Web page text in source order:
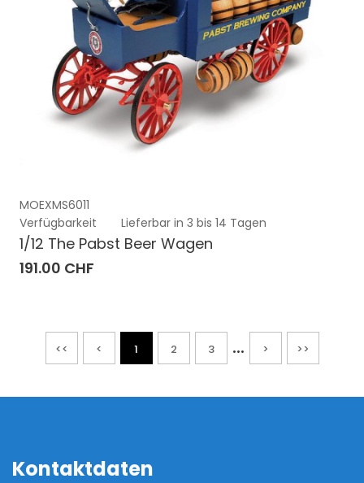
MOEXMS6011
Verfügbarkeit
Lieferbar in 3 bis 14 Tagen
1/12 The Pabst Beer Wagen
191.00 CHF
<< < 1 2 3 ... > >>
Kontaktdaten